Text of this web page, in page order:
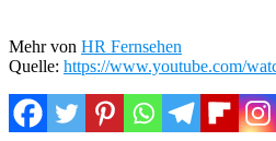
Mehr von HR Fernsehen
Quelle: https://www.youtube.com/